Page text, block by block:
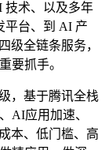
技术、以及多年
平台、到 AI 产
级全链条服务，
要抓手。
，基于腾讯全栈
AI应用加速、
本、低门槛、高